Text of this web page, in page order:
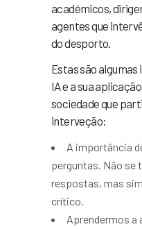
académicos,
agentes que
do desporto.
Estas são
IA e a sua
sociedade que
interveção:
A importância
perguntas. Não se
respostas, mas
crítico.
Aprendermos a